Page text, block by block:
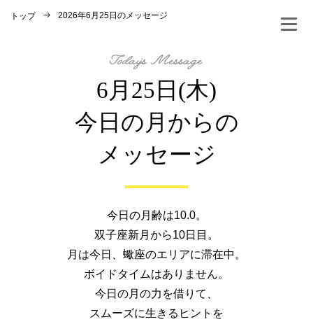
トップ 2026年6月25日のメッセージ
6月25日(木)
今日の月からの
メッセージ
今日の月齢は10.0。
双子座新月から10日目。
月は今日、蠍座のエリアに滞在中。
ボイドタイムはありません。
今日の月の力を借りて、
スムーズに生きるヒントを